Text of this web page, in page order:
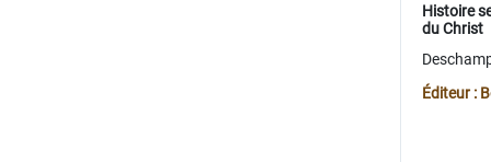
Histoire
du Christ
Éditeur :